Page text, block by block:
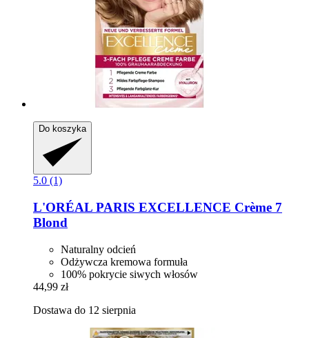
Do koszyka
5.0 (1)
L'ORÉAL PARIS EXCELLENCE Crème 7
Blond
Naturalny odcień
Odżywcza kremowa formuła
100% pokrycie siwych włosów
44,99 zł
Dostawa do 12 sierpnia